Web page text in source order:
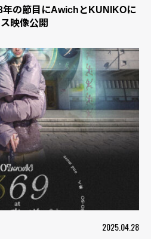
年の節目にAwichとKUNIKOに
映像公開
2025.04.28